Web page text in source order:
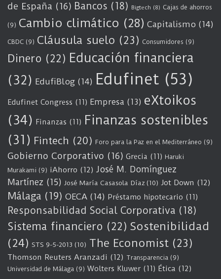
de España (16) Bancos (18) Bigtech (8) Cajas de ahorros
(9) Cambio climático (28) Capitalismo (14)
CBDC (9) Cláusula suelo (23) Consumidores (9)
Dinero (22) Educación financiera
(32) EdufiBlog (14) Edufinet (53)
Edufinet Congress (11) Empresa (13) eXtoikos
(34) Finanzas (11) Finanzas sostenibles
(31) Fintech (20) Foro para la Paz en el Mediterráneo (9)
Gobierno Corporativo (16) Grecia (11) Haruki
Murakami (9) iAhorro (12) José M. Domínguez
Martínez (15) José María Casasola Díaz (10) Jot Down (12)
Málaga (19) OECA (14) Préstamo hipotecario (11)
Responsabilidad Social Corporativa (18)
Sistema financiero (22) Sostenibilidad
(24) STS 9-5-2013 (10) The Economist (23)
Thomson Reuters Aranzadi (12) Transparencia (9)
Universidad de Málaga (9) Wolters Kluwer (11) Ética (12)